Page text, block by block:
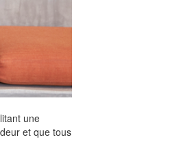
une
et que tous